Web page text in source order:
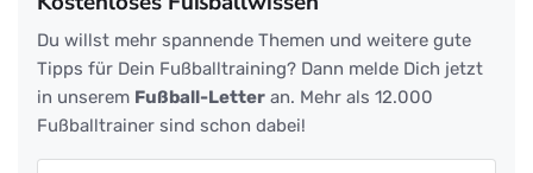
Du willst mehr spannende Themen und weitere gute
Tipps für Dein Fußballtraining? Dann melde Dich jetzt
in unserem Fußball-Letter an. Mehr als 12.000
Fußballtrainer sind schon dabei!